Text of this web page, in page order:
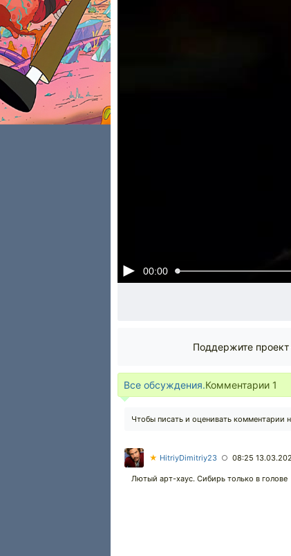
00:00
Поддержите
Все обсуждения.Комментарии 1
Чтобы писать и оценивать комментарии
★ HitriyDimitriy23 ○ 08:25
Лютый арт-хаус. Сибирь только в голове